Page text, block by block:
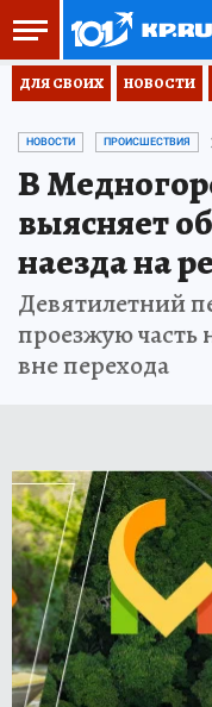
ДЛЯ СВОИХ НОВОСТИ
НОВОСТИ ПРОИСШЕСТВИЯ
В
выясняет
наезда на
Девятилетний
проезжую часть
вне перехода